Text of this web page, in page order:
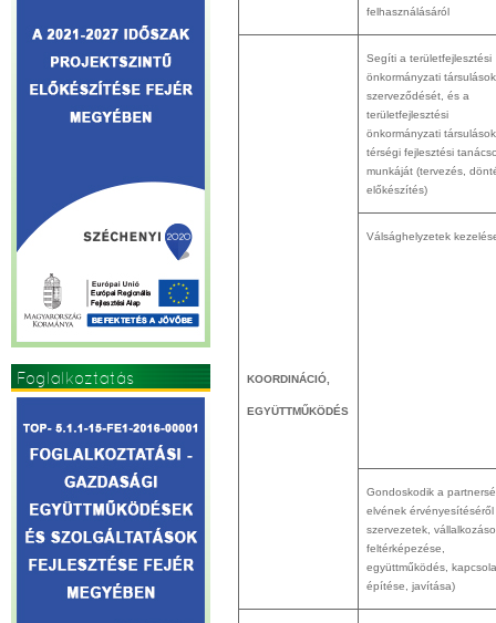
Foglalkoztatás
felhasználásáról
KOORDINÁCIÓ,
EGYÜTTMŰKÖDÉS
Segíti a területfejlesztési
önkormányzati társulások
szerveződését, és a
területfejlesztési
önkormányzati
térségi fejlesztési
munkáját (tervezés,
előkészítés)
Válsághelyzetek
Gondoskodik a
elvének érvényesítéséről
szervezetek,
feltérképezése,
együttműködés,
építése, javítása)